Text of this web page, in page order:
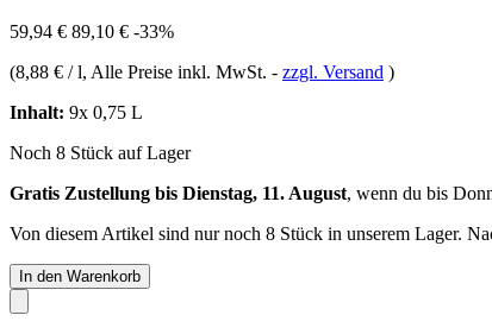
59,94 € 89,10 € -33%
(8,88 € / l, Alle Preise inkl. MwSt. - zzgl. Versand )
Inhalt: 9x 0,75 L
Noch 8 Stück auf Lager
Gratis Zustellung bis Dienstag, 11. August, wenn du bis
Von diesem Artikel sind nur noch 8 Stück in unserem Lager.
In den Warenkorb